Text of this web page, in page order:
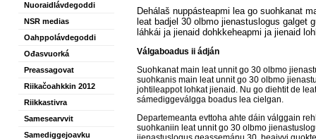
Nuoraidlávdegoddi
NSR medias
Oahppolávdegoddi
Ođasvuorká
Preassagovat
Riikačoahkkin 2012
Riikkastivra
Samesearvvit
Samediggejoavku
Dehálaš nuppásteapmi lea go suohkanat
leat badjel 30 olbmo jienastuslogus galget
láhkái ja jienaid dohkkeheapmi ja jienaid
Válgaboadus ii ádján
Suohkanat main leat unnit go 30 olbmo
suohkanis main leat unnit go 30 olbmo
johtileappot lohkat jienaid. Nu go diehtit de
sámediggeválgga boadus lea cielgan.
Departemeanta evttoha ahte dáin válggain
suohkaniin leat unnit go 30 olbmo